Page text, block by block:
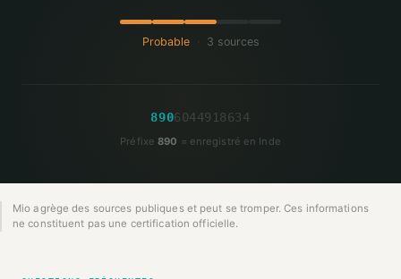
Probable 3 sources
89060449 1 8634
Préfixe890 = enregistré en Inde
Mio agrège des sources publiques et peut se tromper. Ces informations
ne constituent pas une certification officielle.